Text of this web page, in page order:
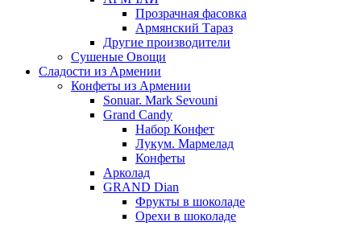
Прозрачная фасовка
Армянский Тараз
Другие производители
Сушеные Овощи
Сладости из Армении
Конфеты из Армении
Sonuar. Mark Sevouni
Grand Candy
Набор Конфет
Лукум. Мармелад
Конфеты
Арколад
GRAND Dian
Фрукты в шоколаде
Орехи в шоколаде